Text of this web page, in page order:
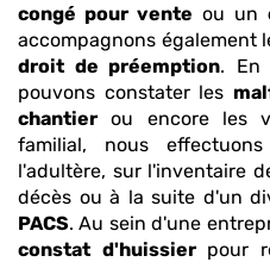
congé pour vente ou un
accompagnons également
droit de préemption. En
pouvons constater les
chantier ou encore les
familial, nous
l'adultère, sur l'inventaire
décès ou à la suite d'un
PACS. Au sein d'une
constat d'huissierpour